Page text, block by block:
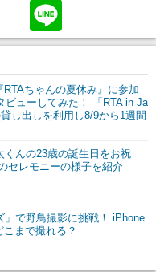
RTAちゃんの夏休み』に参加
ビューしてみた！ 「RTA in Ja
し出しを利用し8/9から1週間
くんの23歳の誕生日をお祝
セレモニーの様子を紹介
」で野鳥撮影に挑戦！ iPhone
まで撮れる？